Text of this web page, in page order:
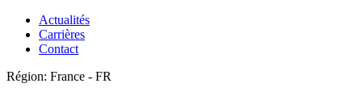
Actualités
Carrières
Contact
Région: France - FR